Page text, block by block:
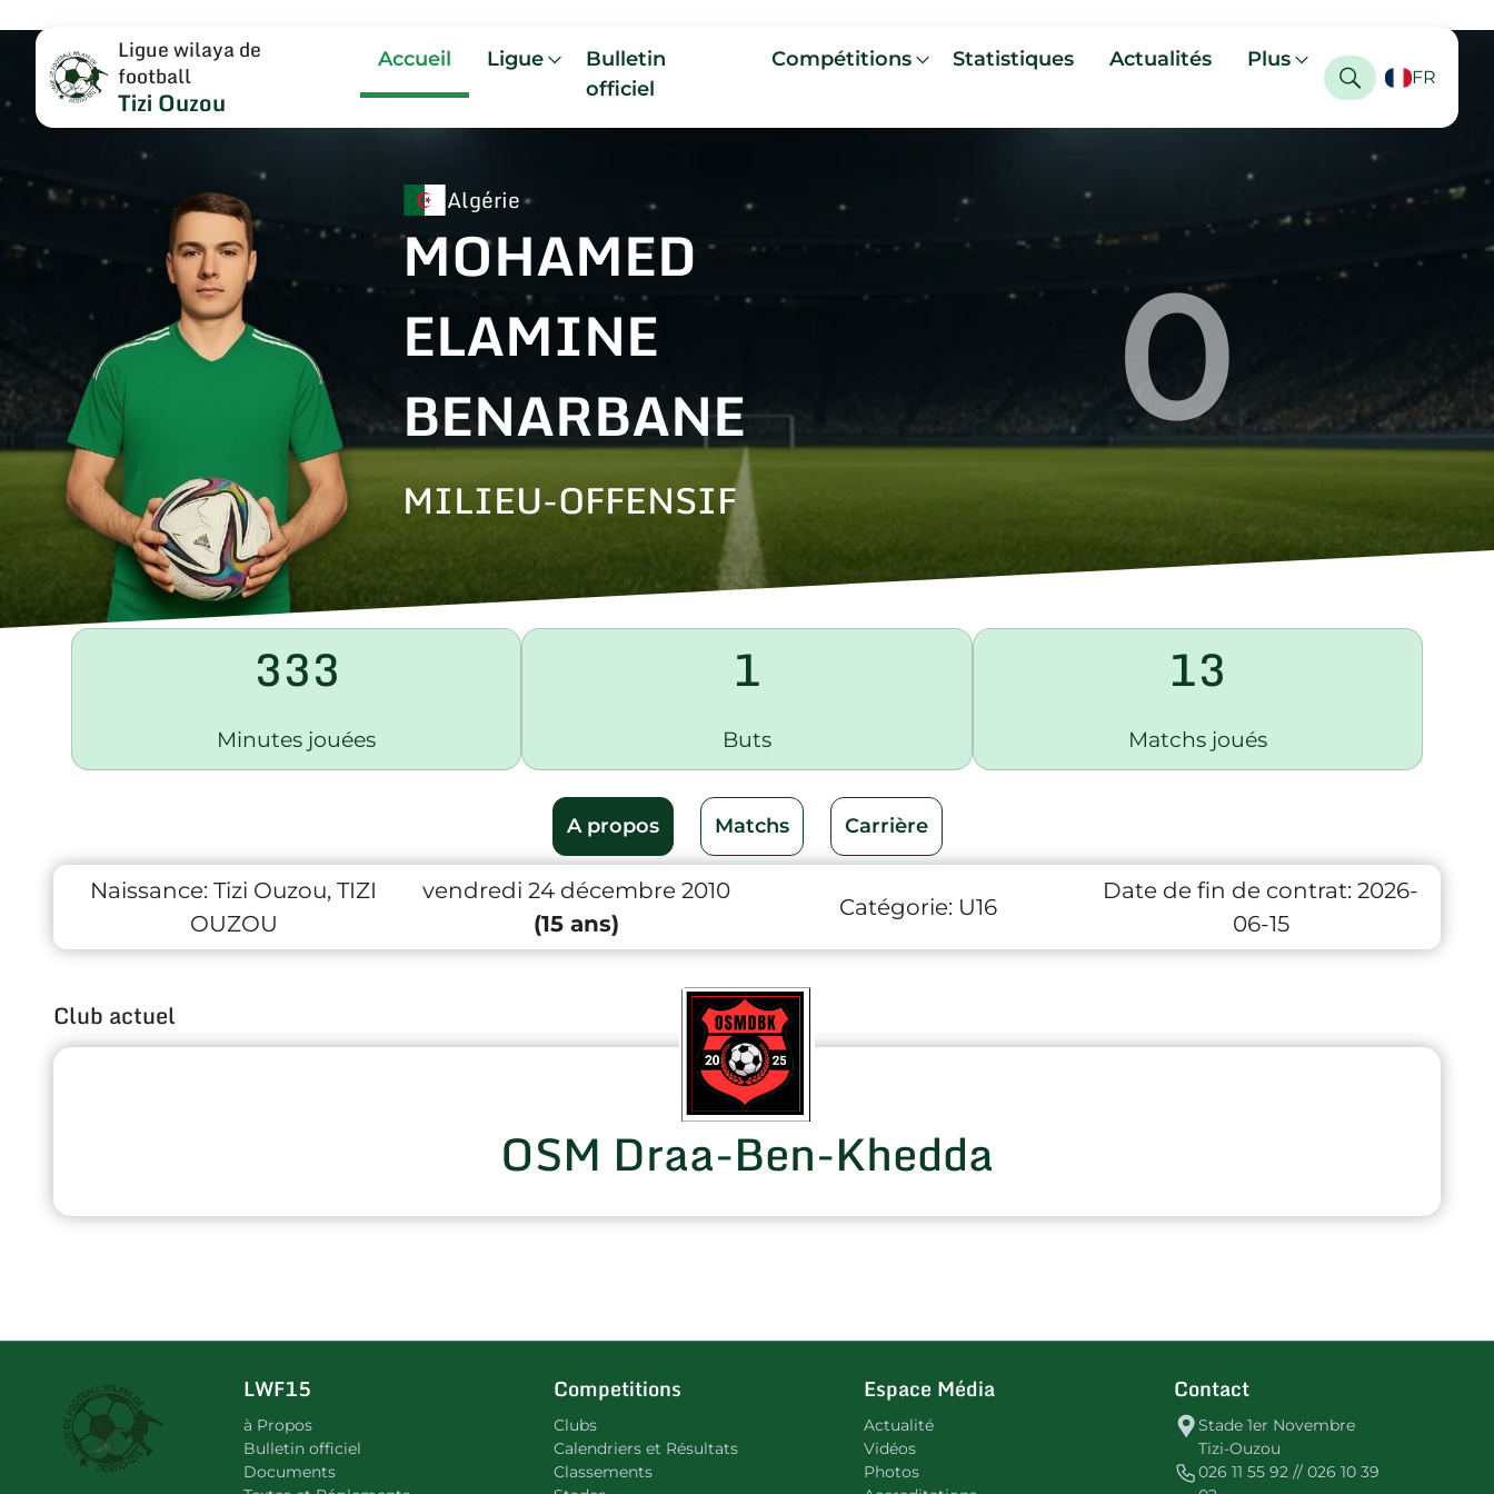
Ligue wilaya de
football
Tizi Ouzou
Accueil Ligue
Bulletin
officiel
Compétitions Statistiques Actualités Plus
FR
Algérie
MOHAMED
ELAMINE
BENARBANE
MILIEU-OFFENSIF
0
333
Minutes jouées
1
Buts
13
Matchs joués
A propos Matchs Carrière
Naissance: Tizi Ouzou, TIZI
OUZOU
vendredi 24 décembre 2010
(15 ans)
Catégorie: U16
Date de fin de contrat: 2026-
06-15
Club actuel
OSM Draa-Ben-Khedda
LWF15
à Propos
Bulletin officiel
Documents
Competitions
Clubs
Calendriers et Résultats
Classements
Espace Média
Actualité
Vidéos
Photos
Contact
Stade 1er Novembre
Tizi-Ouzou
026 11 55 92 // 026 10 39